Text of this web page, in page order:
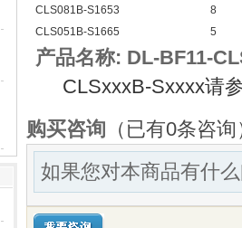
CLS081B-S1653
8
CLS051B-S1665
5
产品名称: DL-BF11-
CLSxxxB-Sxxxx请
购买咨询 （已有0条咨
如果您对本商品有什